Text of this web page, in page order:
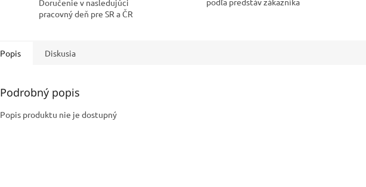
Doručenie v nasledujúci
pracovný deň pre SR a ČR
Popis Diskusia
Podrobný popis
Popis produktu nie je dostupný